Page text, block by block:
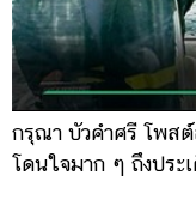
กรุณา บัวคำศรี โพส
โดนใจมาก ๆ ถึงประ